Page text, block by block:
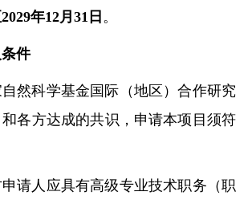
2029年12月 31 日 。
件
然科学基金国际（地区）合作研究
各方达成的共识，申请本项目须符
申请人应具有高级专业技术职务（职